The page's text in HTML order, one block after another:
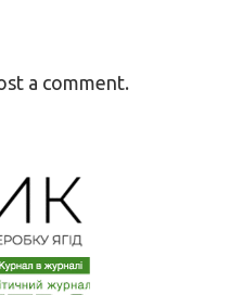
a comment.